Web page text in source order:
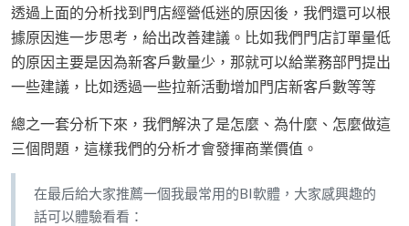
透過上面的分析找到門店經營低迷的原因後，我們還可以根
據原因進一步思考，給出改善建議。比如我們門店訂單量低
的原因主要是因為新客戶數量少，那就可以給業務部門提出
一些建議，比如透過一些拉新活動增加門店新客戶數等等
總之一套分析下來，我們解決了是怎麼、為什麼、怎麼做這
三個問題，這樣我們的分析才會發揮商業價值。
在最后給大家推薦一個我最常用的BI軟體，大家感興趣的
話可以體驗看看：